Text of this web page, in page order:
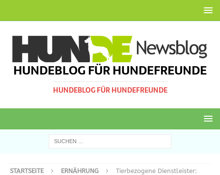
HUNDEBLOG FÜR HUNDEFREUNDE
HUNDEBLOG FÜR HUNDEFREUNDE
STARTSEITE ERNÄHRUNG
Tierbezogene Dienstleister: